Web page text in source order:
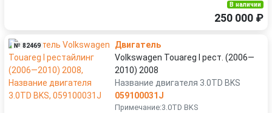
В наличии
250 000 ₽
№ 82469
Двигатель
Volkswagen Touareg I рест. (2006—
2010) 2008
Название двигателя 3.0TD BKS
059100031J
Примечание:3.0TD BKS